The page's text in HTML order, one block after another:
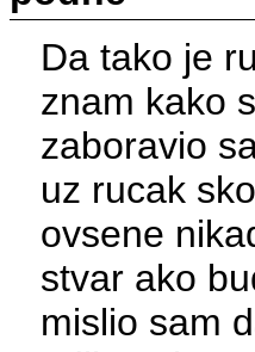
Da tako je
znam kako
zaboravio
uz rucak
ovsene
stvar ako
mislio sam